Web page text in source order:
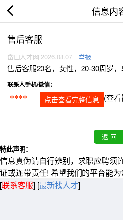
信息内
售后客服
岱山人才网 2026.08.07 举报
售后客服20名，女性，20-30周岁
联系人手机/微信：
**** 点击查看完整信息 (查
特此声明：
信息真伪请自行辨别，求职应聘须
证或连带责任! 希望我们的平台能为
[联系客服] [最新找人才]